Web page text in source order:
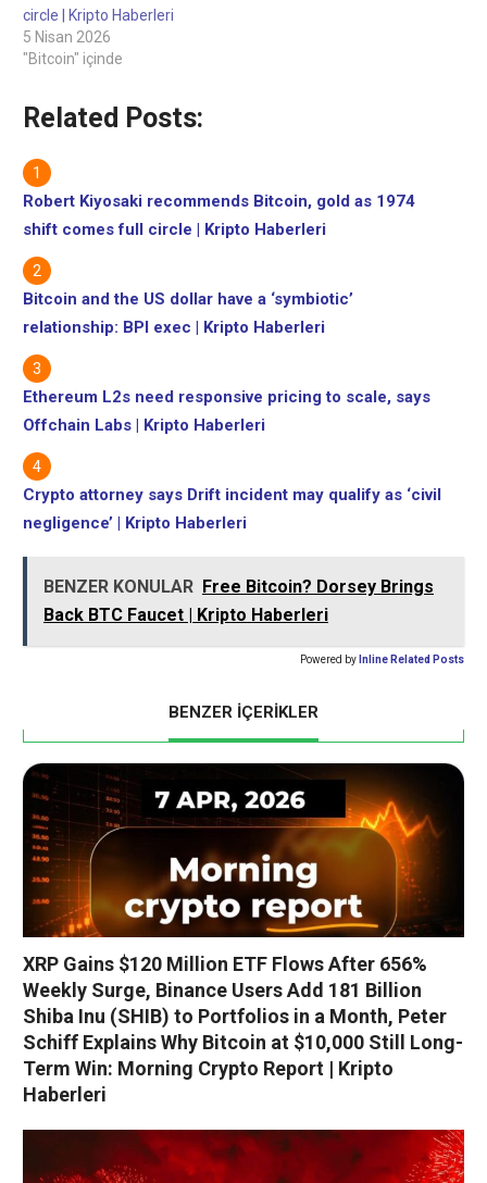
circle | Kripto Haberleri
5 Nisan 2026
"Bitcoin" içinde
Related Posts:
Robert Kiyosaki recommends Bitcoin, gold as 1974
shift comes full circle | Kripto Haberleri
Bitcoin and the US dollar have a ‘symbiotic’
relationship: BPI exec | Kripto Haberleri
Ethereum L2s need responsive pricing to scale, says
Offchain Labs | Kripto Haberleri
Crypto attorney says Drift incident may qualify as ‘civil
negligence’ | Kripto Haberleri
BENZER KONULAR Free Bitcoin? Dorsey Brings
Back BTC Faucet | Kripto Haberleri
Powered by Inline Related Posts
BENZER İÇERİKLER
XRP Gains $120 Million ETF Flows After 656%
Weekly Surge, Binance Users Add 181 Billion
Shiba Inu (SHIB) to Portfolios in a Month, Peter
Schiff Explains Why Bitcoin at $10,000 Still Long-
Term Win: Morning Crypto Report | Kripto
Haberleri